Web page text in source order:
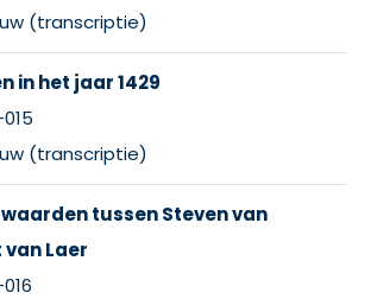
(transcriptie)
in het jaar 1429
(transcriptie)
tussen Steven van
van Laer